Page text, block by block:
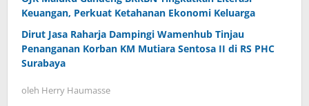
Keuangan, Perkuat Ketahanan Ekonomi Keluarga
Dirut Jasa Raharja Dampingi Wamenhub Tinjau
Penanganan Korban KM Mutiara Sentosa II di RS PHC
Surabaya
oleh Herry Haumasse